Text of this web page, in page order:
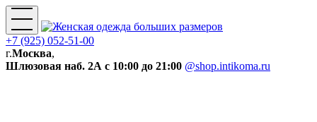
+7 (925) 052-51-00
г.Москва,
Шлюзовая наб. 2А с 10:00 до 21:00 @shop.intikoma.ru